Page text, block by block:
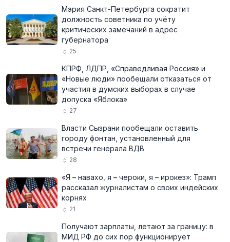
Мэрия Санкт-Петербурга сократит
должность советника по учёту
критических замечаний в адрес
губернатора
25
КПРФ, ЛДПР, «Справедливая Россия» и
«Новые люди» пообещали отказаться от
участия в думских выборах в случае
допуска «Яблока»
27
Власти Сызрани пообещали оставить
городу фонтан, установленный для
встречи генерала ВДВ
28
«Я – навахо, я – чероки, я – ирокез»: Трамп
рассказал журналистам о своих индейских
корнях
21
Получают зарплаты, летают за границу: в
МИД РФ до сих пор функционирует